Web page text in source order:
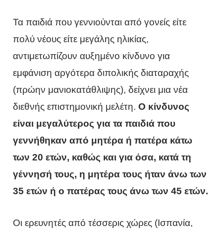
Τα παιδιά που γεννιούνται από γονείς είτε
πολύ νέους είτε μεγάλης ηλικίας,
αντιμετωπίζουν αυξημένο κίνδυνο για
εμφάνιση αργότερα διπολικής διαταραχής
(πρώην μανιοκατάθλιψης), δείχνει μια νέα
διεθνής επιστημονική μελέτη.Ο κίνδυνος
είναι μεγαλύτερος για τα παιδιά που
γεννήθηκαν από μητέρα ή πατέρα κάτω
των 20 ετών, καθώς και για όσα, κατά τη
γέννησή τους, η μητέρα τους ήταν άνω των
35 ετών ή ο πατέρας τους άνω των 45 ετών.
Οι ερευνητές από τέσσερις χώρες (Ισπανία,